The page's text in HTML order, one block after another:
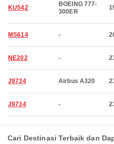
KU542
BOEING 777-
300ER
MS614 -
NE202 -
J9734 Airbus A320
J9734 -
Cari Destinasi Terbaik dan